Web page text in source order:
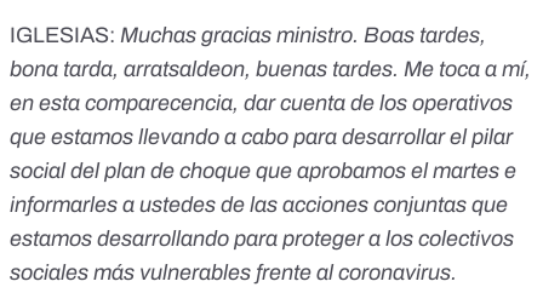
IGLESIAS: Muchas gracias ministro. Boas tardes,
bona tarda, arratsaldeon, buenas tardes. Me toca a mí,
en esta comparecencia, dar cuenta de los operativos
que estamos llevando a cabo para desarrollar el pilar
social del plan de choque que aprobamos el martes e
informarles a ustedes de las acciones conjuntas que
estamos desarrollando para proteger a los colectivos
sociales más vulnerables frente al coronavirus.